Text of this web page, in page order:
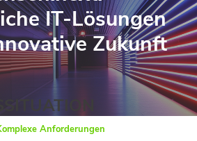
IT-Lösungen
Zukunft
Anforderungen